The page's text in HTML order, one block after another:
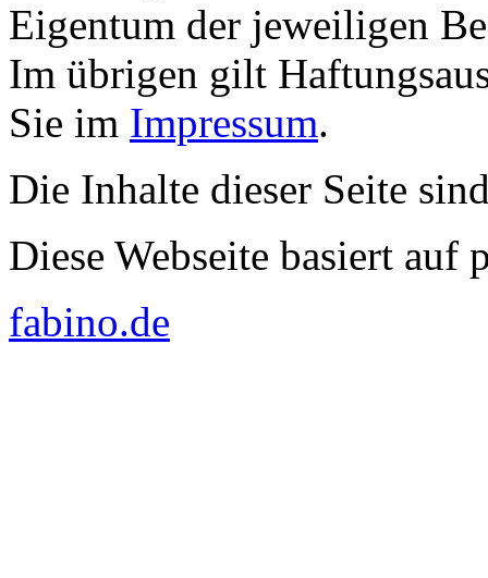
Eigentum der jeweiligen
Im übrigen gilt
Sie im Impressum.
Die Inhalte dieser Seite
Diese Webseite basiert auf
fabino.de